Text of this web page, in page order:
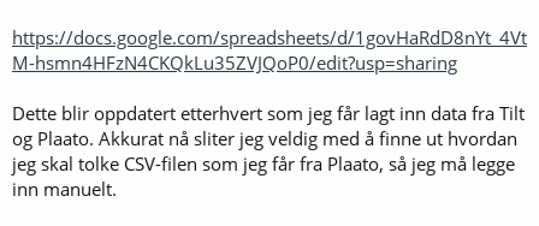
https://docs.google.com/spreadsheets/d/1govHaRdD8nYt_4Vt
M-hsmn4HFzN4CKQkLu35ZVJQoP0/edit?usp=sharing
Dette blir oppdatert etterhvert som jeg får lagt inn data fra Tilt
og Plaato. Akkurat nå sliter jeg veldig med å finne ut hvordan
jeg skal tolke CSV-filen som jeg får fra Plaato, så jeg må legge
inn manuelt.